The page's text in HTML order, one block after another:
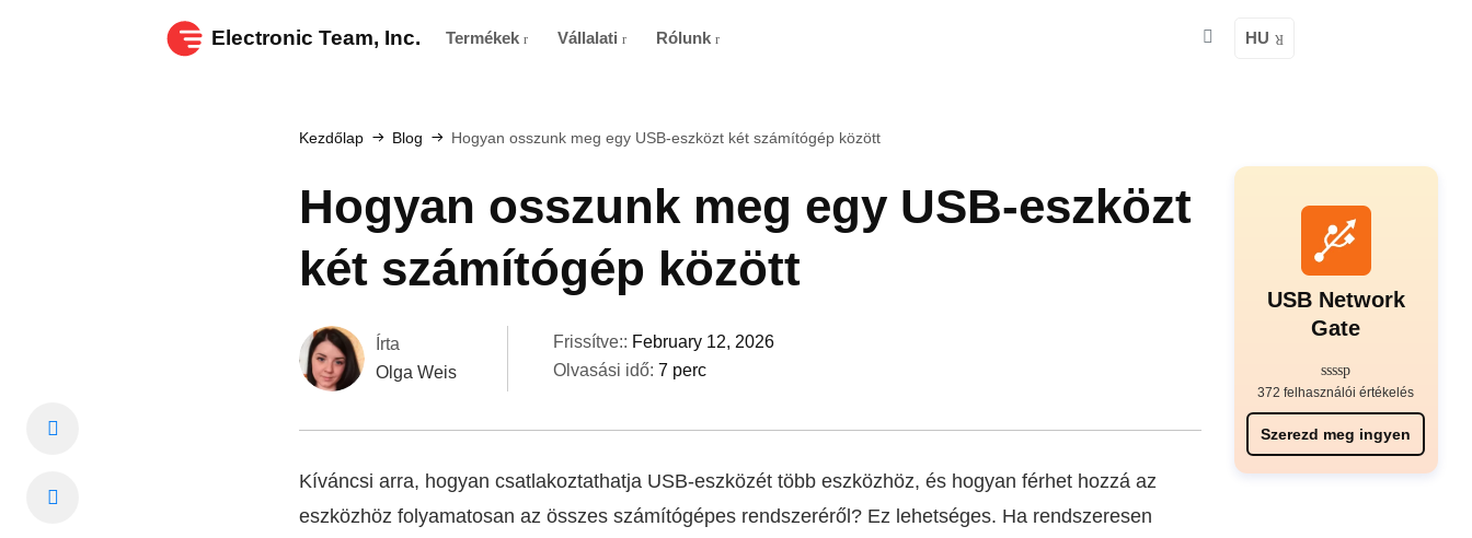
Electronic Team, Inc. Termékek Vállalati Rólunk HU
Kezdőlap Blog Hogyan osszunk meg egy USB-eszközt két számítógép között
Hogyan osszunk meg egy USB-eszközt
két számítógép között
Írta
Olga Weis
Frissítve:: February 12, 2026
Olvasási idő: 7 perc
Kíváncsi arra, hogyan csatlakoztathatja USB-eszközét több eszközhöz, és hogyan férhet hozzá az
eszközhöz folyamatosan az összes számítógépes rendszeréről? Ez lehetséges. Ha rendszeresen
USB Network
Gate
372 felhasználói értékelés
Szerezd meg ingyen